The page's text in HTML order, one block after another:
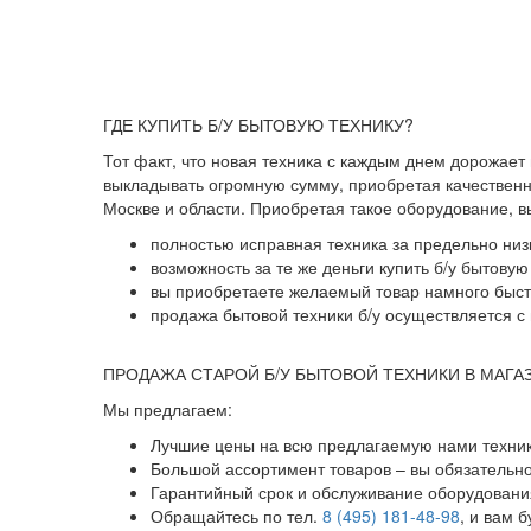
ГДЕ КУПИТЬ Б/У БЫТОВУЮ ТЕХНИКУ?
Тот факт, что новая техника с каждым днем
выкладывать огромную сумму, приобретая
Москве и области. Приобретая такое оборудование,
полностью исправная техника за предельно
возможность за те же деньги купить б/у
вы приобретаете желаемый товар намного
продажа бытовой техники б/у осуществляется
ПРОДАЖА СТАРОЙ Б/У БЫТОВОЙ ТЕХНИКИ В
Мы предлагаем:
Лучшие цены на всю предлагаемую нами
Большой ассортимент товаров – вы
Гарантийный срок и обслуживание
Обращайтесь по тел. 8 (495) 181-48-98, и вам